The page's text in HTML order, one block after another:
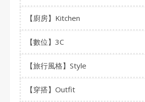
【廚房】Kitchen
【數位】3C
【旅行風格】Style
【穿搭】Outfit